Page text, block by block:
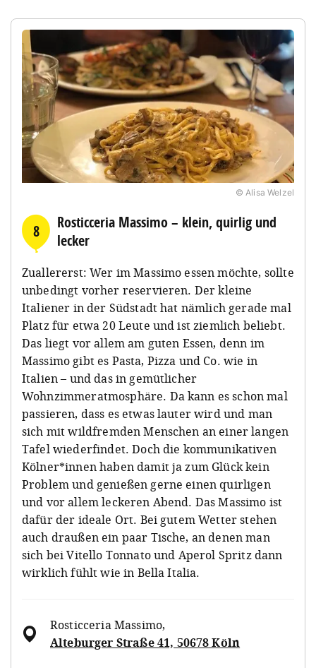
© Alisa Welzel
8
Rosticceria Massimo – klein, quirlig und
lecker
Zuallererst: Wer im Massimo essen möchte, sollte
unbedingt vorher reservieren. Der kleine
Italiener in der Südstadt hat nämlich gerade mal
Platz für etwa 20 Leute und ist ziemlich beliebt.
Das liegt vor allem am guten Essen, denn im
Massimo gibt es Pasta, Pizza und Co. wie in
Italien – und das in gemütlicher
Wohnzimmeratmosphäre. Da kann es schon mal
passieren, dass es etwas lauter wird und man
sich mit wildfremden Menschen an einer langen
Tafel wiederfindet. Doch die kommunikativen
Kölner*innen haben damit ja zum Glück kein
Problem und genießen gerne einen quirligen
und vor allem leckeren Abend. Das Massimo ist
dafür der ideale Ort. Bei gutem Wetter stehen
auch draußen ein paar Tische, an denen man
sich bei Vitello Tonnato und Aperol Spritz dann
wirklich fühlt wie in Bella Italia.
Rosticceria Massimo,
Alteburger Straße 41, 50678 Köln